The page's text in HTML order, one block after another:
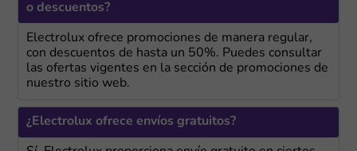
o descuentos?
Electrolux ofrece promociones de manera regular,
con descuentos de hasta un 50%. Puedes consultar
las ofertas vigentes en la sección de promociones de
nuestro sitio web.
¿Electrolux ofrece envíos gratuitos?